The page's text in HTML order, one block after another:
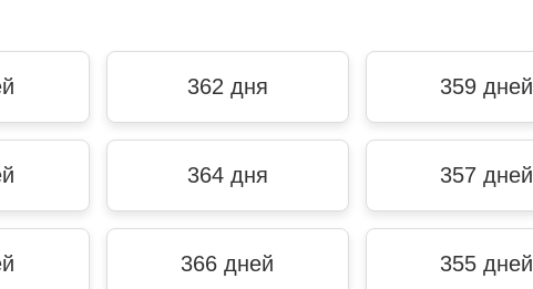
362 дня 359 дней
364 дня 357 дней
366 дней 355 дней